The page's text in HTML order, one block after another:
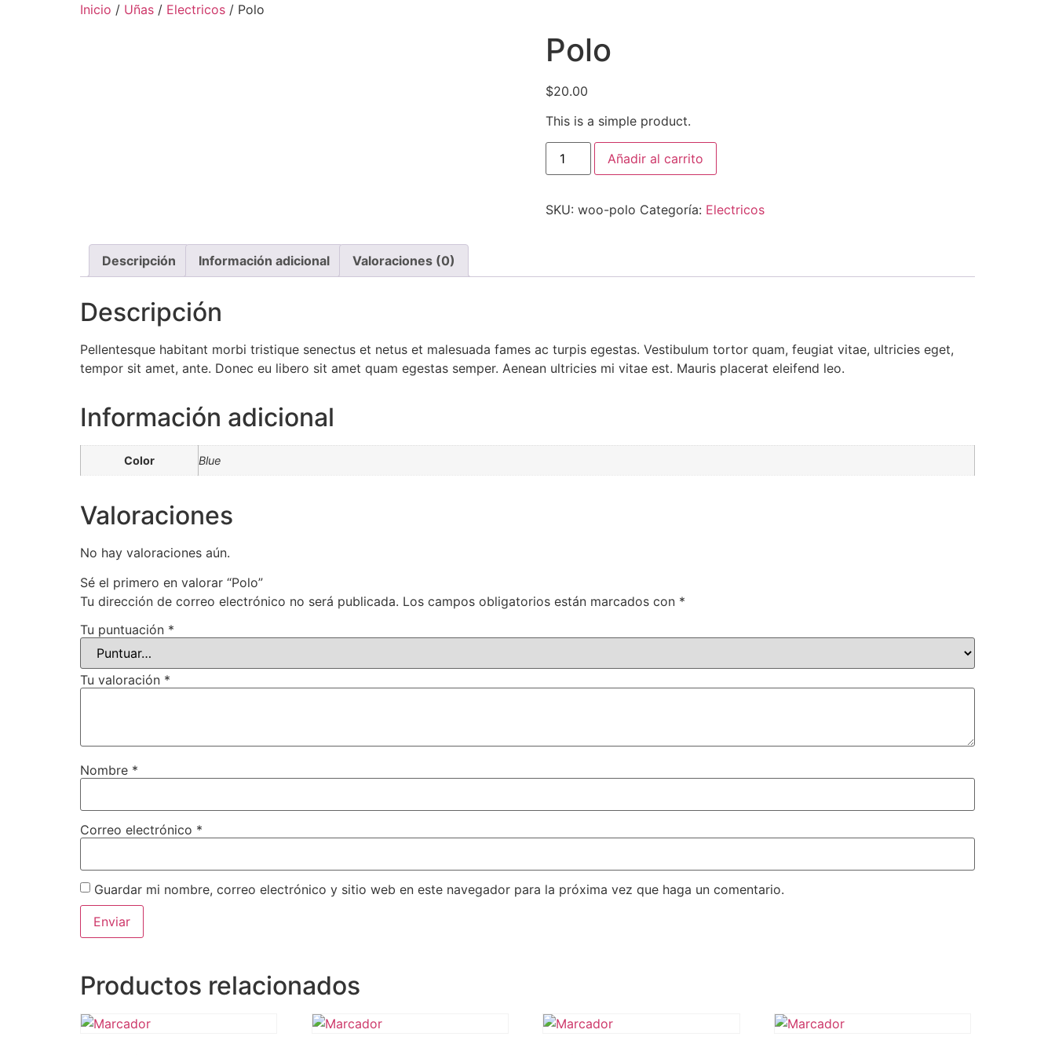
Inicio / Uñas / Electricos / Polo
Polo
$20.00
This is a simple product.
Añadir al carrito
SKU: woo-polo Categoría: Electricos
Descripción Información adicional Valoraciones (0)
Descripción
Pellentesque habitant morbi tristique senectus et netus et malesuada fames ac turpis egestas. Vestibulum tortor quam, feugiat vitae, ultricies eget,
tempor sit amet, ante. Donec eu libero sit amet quam egestas semper. Aenean ultricies mi vitae est. Mauris placerat eleifend leo.
Información adicional
Color Blue
Valoraciones
No hay valoraciones aún.
Sé el primero en valorar “Polo”
Tu dirección de correo electrónico no será publicada. Los campos obligatorios están marcados con *
Tu puntuación *
Tu valoración *
Nombre *
Correo electrónico *
Guardar mi nombre, correo electrónico y sitio web en este navegador para la próxima vez que haga un comentario.
Productos relacionados